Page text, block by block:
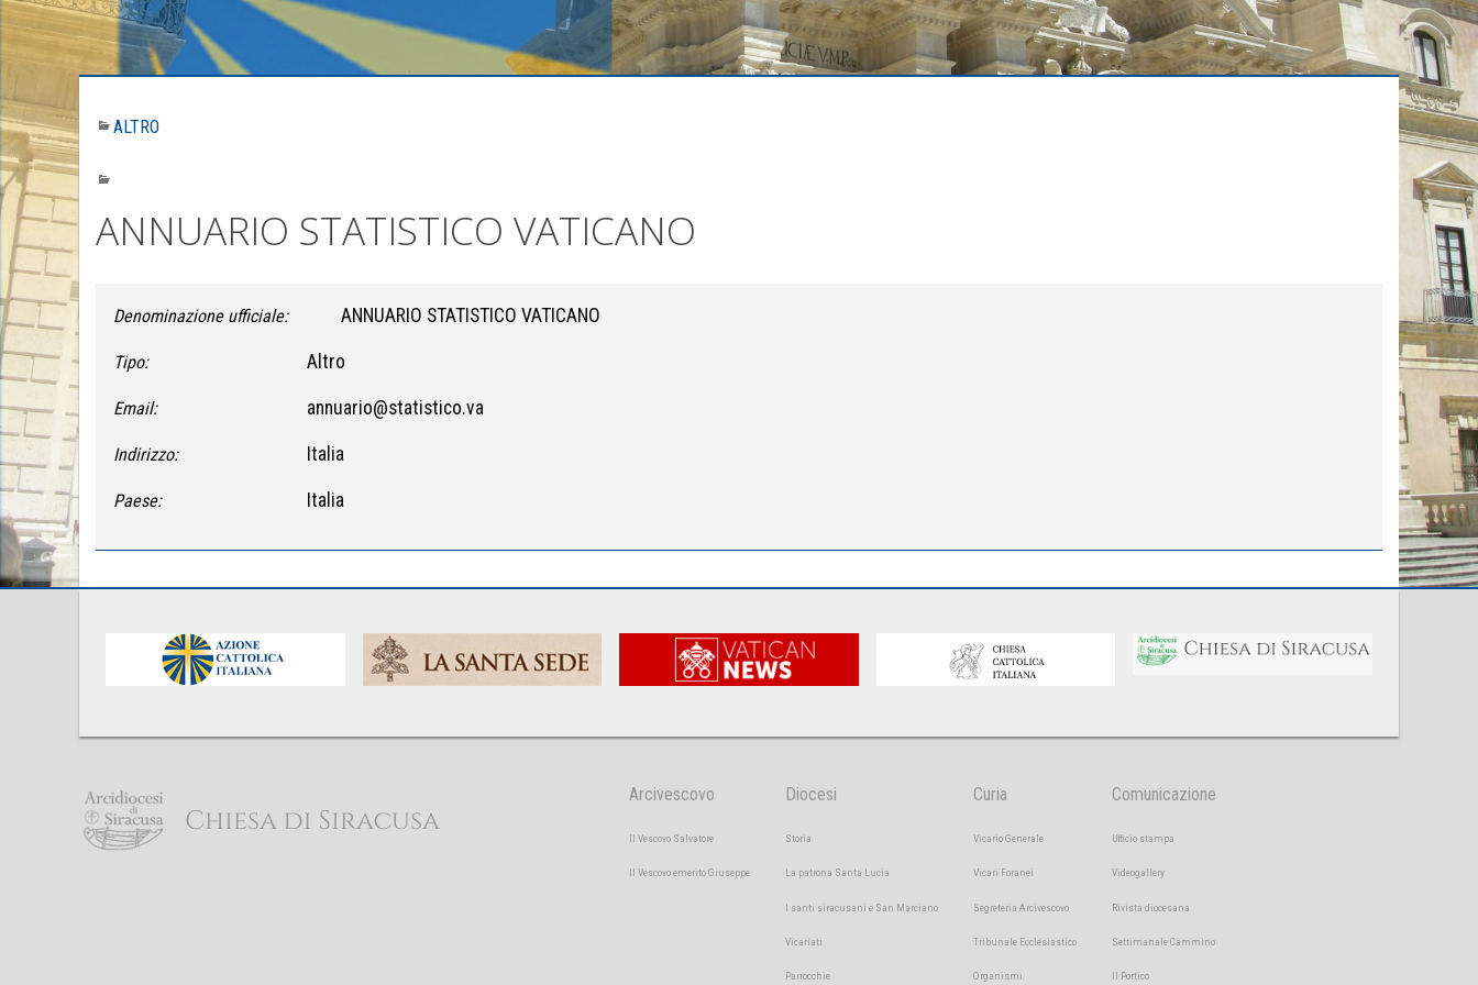
ALTRO
ANNUARIO STATISTICO VATICANO
Denominazione ufficiale: ANNUARIO STATISTICO VATICANO
Tipo: Altro
Email: annuario@statistico.va
Indirizzo: Italia
Paese: Italia
Arcivescovo
Il Vescovo Salvatore
Il Vescovo emerito Giuseppe
Diocesi
Storia
La patrona Santa Lucia
I santi siracusani e San Marciano
Vicariati
Parrocchie
Curia
Vicario Generale
Vicari Foranei
Segreteria Arcivescovo
Tribunale Ecclesiastico
Organismi
Comunicazione
Ufficio stampa
Videogallery
Rivista diocesana
Settimanale Cammino
Il Portico